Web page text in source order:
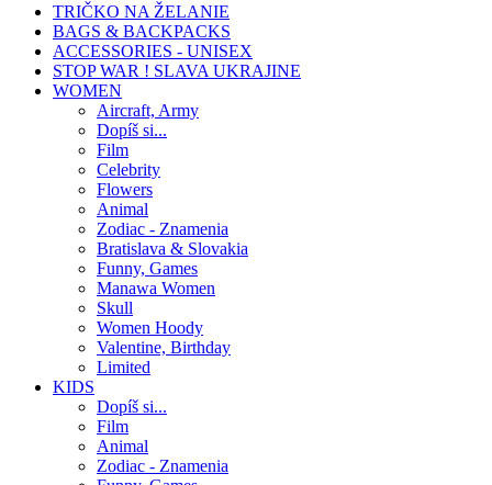
TRIČKO NA ŽELANIE
BAGS & BACKPACKS
ACCESSORIES - UNISEX
STOP WAR ! SLAVA UKRAJINE
WOMEN
Aircraft, Army
Dopíš si...
Film
Celebrity
Flowers
Animal
Zodiac - Znamenia
Bratislava & Slovakia
Funny, Games
Manawa Women
Skull
Women Hoody
Valentine, Birthday
Limited
KIDS
Dopíš si...
Film
Animal
Zodiac - Znamenia